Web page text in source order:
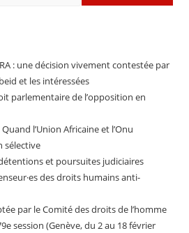
: une décision vivement contestée par
et les intéressées
parlementaire de l’opposition en
l’Union Africaine et l’Onu
sélective
et poursuites judiciaires
des droits humains anti-
par le Comité des droits de l’homme
session (Genève, du 2 au 18 février